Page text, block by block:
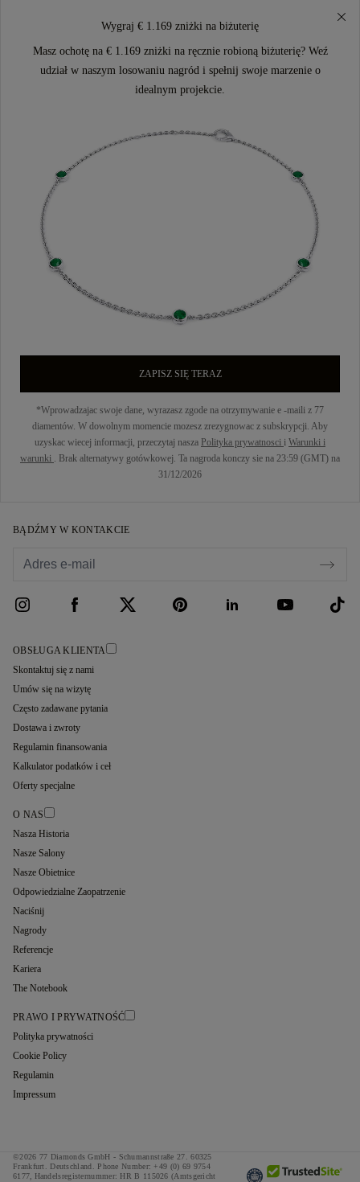
Wygraj € 1.169 zniżki na biżuterię
Masz ochotę na € 1.169 zniżki na ręcznie robioną biżuterię? Weź
udział w naszym losowaniu nagród i spełnij swoje marzenie o
idealnym projekcie.
ZAPISZ SIĘ TERAZ
*Wprowadzajac swoje dane, wyrazasz zgode na otrzymywanie e -maili z 77
diamentów. W dowolnym momencie mozesz zrezygnowac z subskrypcji. Aby
uzyskac wiecej informacji, przeczytaj nasza Polityka prywatnosci i Warunki i
warunki . Brak alternatywy gotówkowej. Ta nagroda konczy sie na 23:59 (GMT) na
31/12/2026
BĄDŹMY W KONTAKCIE
OBSŁUGA KLIENTA
Skontaktuj się z nami
Umów się na wizytę
Często zadawane pytania
Dostawa i zwroty
Regulamin finansowania
Kalkulator podatków i ceł
Oferty specjalne
O NAS
Nasza Historia
Nasze Salony
Nasze Obietnice
Odpowiedzialne Zaopatrzenie
Naciśnij
Nagrody
Referencje
Kariera
The Notebook
PRAWO I PRYWATNOŚĆ
Polityka prywatności
Cookie Policy
Regulamin
Impressum
©2026 77 Diamonds GmbH - Schumannstraße 27. 60325
Frankfurt. Deutschland. Phone Number: +49 (0) 69 9754
6177, Handelsregisternummer: HR B 115026 (Amtsgericht